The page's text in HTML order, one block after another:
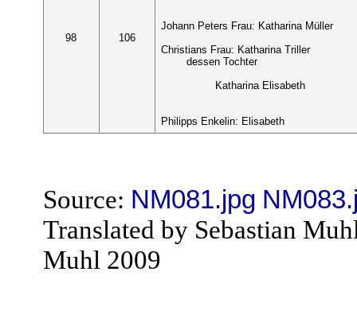
98 106
Johann Peters Frau: Katharina Müller
Christians Frau: Katharina Triller
dessen Tochter
Katharina Elisabeth
Philipps Enkelin: Elisabeth
Source: NM081.jpg
Translated by Sebastian
Muhl 2009